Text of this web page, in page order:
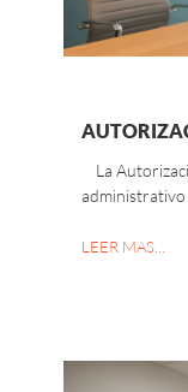
La
administrativo
LEER MAS…